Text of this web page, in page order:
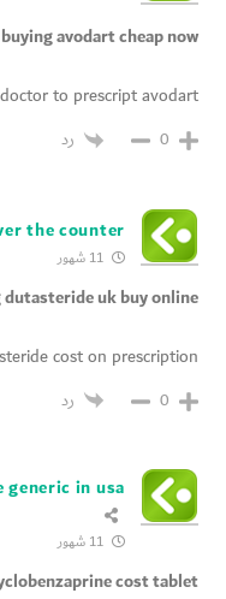
buying avodart cheap now
to prescript avodart
0 رد
the counter
dutasteride uk buy online
cost on prescription
0 رد
in usa
cost tablet